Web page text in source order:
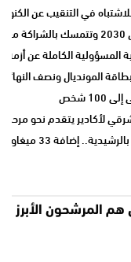
المسؤولية الكاملة عن أزمة
المونديال ونصف
شخص
لأكادير يتقدم نحو مرحلة
إلى الشبكة الوطنية
المرشحون الأبرز